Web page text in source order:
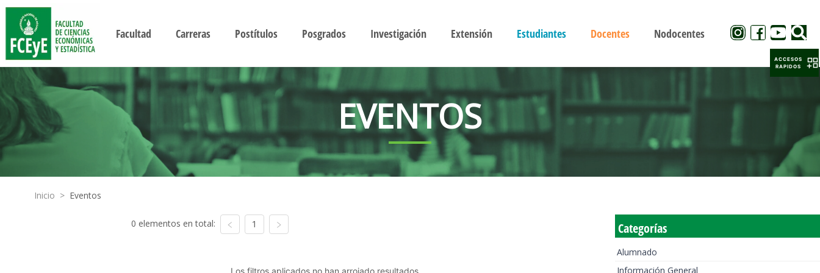
Facultad Carreras Postítulos Posgrados Investigación Extensión Estudiantes Docentes Nodocentes
EVENTOS
Inicio > Eventos
0 elementos en total: 1
Los filtros aplicados no han arrojado resultados
Categorías
Alumnado
Información General
ACCESOS
RAPIDOS